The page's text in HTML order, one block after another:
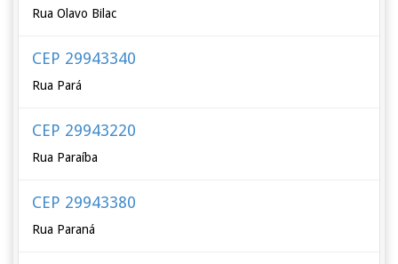
Rua Olavo Bilac
CEP 29943340
Rua Pará
CEP 29943220
Rua Paraíba
CEP 29943380
Rua Paraná